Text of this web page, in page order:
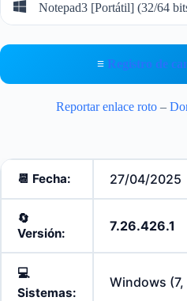
Notepad3 [Portátil] (32/64
≡ Registro de
Reportar enlace roto –
📆 Fecha: 27/04/2025
🔄️
Versión:
7.26.426.1
💻
Sistemas:
Windows (7,